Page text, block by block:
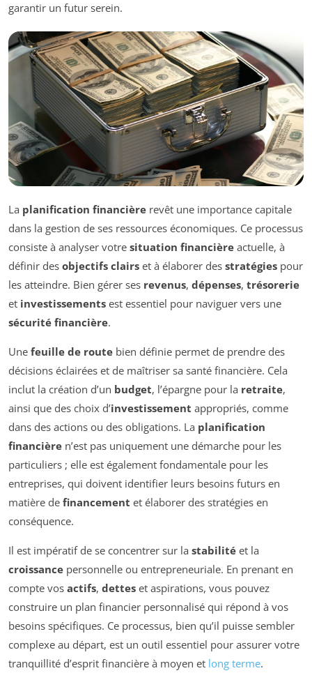
garantir un futur serein.
La planification financière revêt une importance capitale
dans la gestion de ses ressources économiques. Ce processus
consiste à analyser votre situation financière actuelle, à
définir des objectifs clairs et à élaborer des stratégies pour
les atteindre. Bien gérer ses revenus, dépenses, trésorerie
et investissements est essentiel pour naviguer vers une
sécurité financière.
Une feuille de route bien définie permet de prendre des
décisions éclairées et de maîtriser sa santé financière. Cela
inclut la création d’un budget, l’épargne pour la retraite,
ainsi que des choix d’investissement appropriés, comme
dans des actions ou des obligations. La planification
financière n’est pas uniquement une démarche pour les
particuliers ; elle est également fondamentale pour les
entreprises, qui doivent identifier leurs besoins futurs en
matière de financement et élaborer des stratégies en
conséquence.
Il est impératif de se concentrer sur la stabilité et la
croissance personnelle ou entrepreneuriale. En prenant en
compte vos actifs, dettes et aspirations, vous pouvez
construire un plan financier personnalisé qui répond à vos
besoins spécifiques. Ce processus, bien qu’il puisse sembler
complexe au départ, est un outil essentiel pour assurer votre
tranquillité d’esprit financière à moyen et long terme.